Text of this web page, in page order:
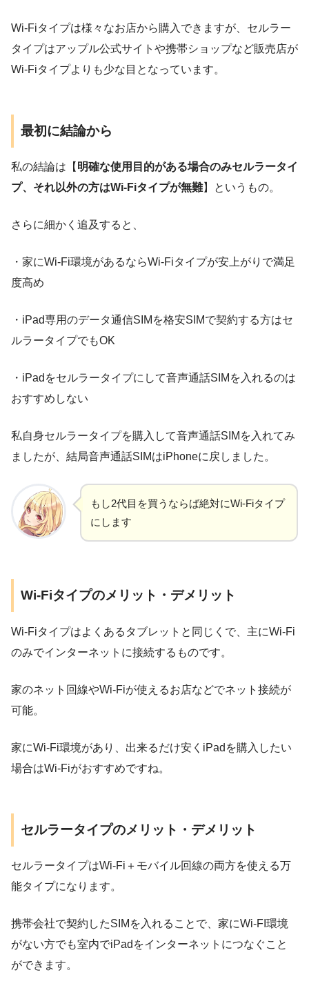
Wi-Fiタイプは様々なお店から購入できますが、セルラー
タイプはアップル公式サイトや携帯ショップなど販売店が
Wi-Fiタイプよりも少な目となっています。
最初に結論から
私の結論は【 明確な使用目的がある場合のみセルラータイ
プ、それ以外の方はWi-Fiタイプが無難】というもの。
さらに細かく追及すると、
・家にWi-Fi環境があるならWi-Fiタイプが安上がりで満足
度高め
・iPad専用のデータ通信SIMを格安SIMで契約する方はセ
ルラータイプでもOK
・iPadをセルラータイプにして音声通話SIMを入れるのは
おすすめしない
私自身セルラータイプを購入して音声通話SIMを入れてみ
ましたが、結局音声通話SIMはiPhoneに戻しました。
もし2代目を買うならば絶対にWi-Fiタイプ
にします
Wi-Fiタイプのメリット・デメリット
Wi-Fiタイプはよくあるタブレットと同じくで、主にWi-Fi
のみでインターネットに接続するものです。
家のネット回線やWi-Fiが使えるお店などでネット接続が
可能。
家にWi-Fi環境があり、出来るだけ安くiPadを購入したい
場合はWi-Fiがおすすめですね。
セルラータイプのメリット・デメリット
セルラータイプはWi-Fi＋モバイル回線の両方を使える万
能タイプになります。
携帯会社で契約したSIMを入れることで、家にWi-FI環境
がない方でも室内でiPadをインターネットにつなぐこと
ができます。